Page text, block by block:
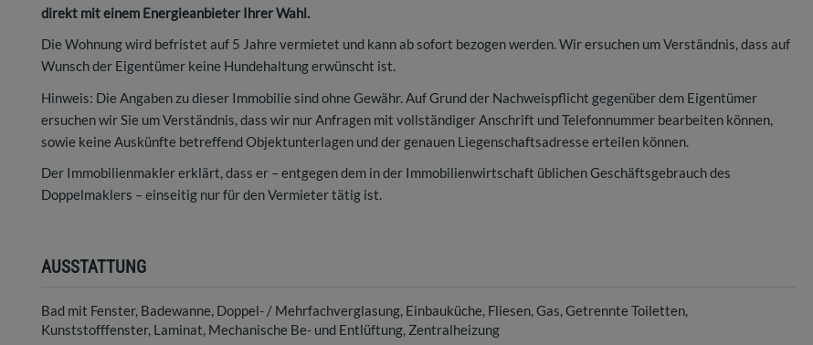
direkt mit einem Energieanbieter Ihrer Wahl.
Die Wohnung wird befristet auf 5 Jahre vermietet und kann ab sofort bezogen werden. Wir ersuchen um Verständnis, dass auf
Wunsch der Eigentümer keine Hundehaltung erwünscht ist.
Hinweis: Die Angaben zu dieser Immobilie sind ohne Gewähr. Auf Grund der Nachweispflicht gegenüber dem Eigentümer
ersuchen wir Sie um Verständnis, dass wir nur Anfragen mit vollständiger Anschrift und Telefonnummer bearbeiten können,
sowie keine Auskünfte betreffend Objektunterlagen und der genauen Liegenschaftsadresse erteilen können.
Der Immobilienmakler erklärt, dass er – entgegen dem in der Immobilienwirtschaft üblichen Geschäftsgebrauch des
Doppelmaklers – einseitig nur für den Vermieter tätig ist.
AUSSTATTUNG
Bad mit Fenster Badewanne Doppel- / Mehrfachverglasung Einbauküche Fliesen Gas Getrennte Toiletten
Kunststofffenster Laminat Mechanische Be- und Entlüftung Zentralheizung